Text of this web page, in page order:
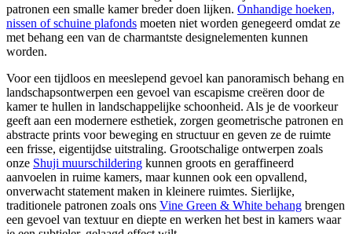
patronen een smalle kamer breder doen lijken. Onhandige hoeken,
nissen of schuine plafonds moeten niet worden genegeerd omdat ze
met behang een van de charmantste designelementen kunnen
worden.
Voor een tijdloos en meeslepend gevoel kan panoramisch behang en
landschapsontwerpen een gevoel van escapisme creëren door de
kamer te hullen in landschappelijke schoonheid. Als je de voorkeur
geeft aan een modernere esthetiek, zorgen geometrische patronen en
abstracte prints voor beweging en structuur en geven ze de ruimte
een frisse, eigentijdse uitstraling. Grootschalige ontwerpen zoals
onze Shuji muurschildering kunnen groots en geraffineerd
aanvoelen in ruime kamers, maar kunnen ook een opvallend,
onverwacht statement maken in kleinere ruimtes. Sierlijke,
traditionele patronen zoals ons Vine Green & White behang brengen
een gevoel van textuur en diepte en werken het best in kamers waar